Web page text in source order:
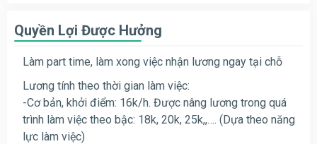
Quyền Lợi Được Hưởng
Làm part time, làm xong việc nhận lương ngay tại chỗ
Lương tính theo thời gian làm việc:
-Cơ bản, khởi điểm: 16k/h. Được nâng lương trong quá
trình làm việc theo bậc: 18k, 20k, 25k,,…. (Dựa theo năng
lực làm việc)